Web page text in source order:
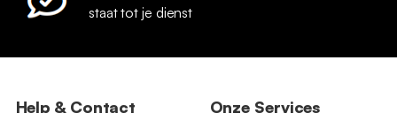
staat tot je dienst
Help & Contact Onze Services